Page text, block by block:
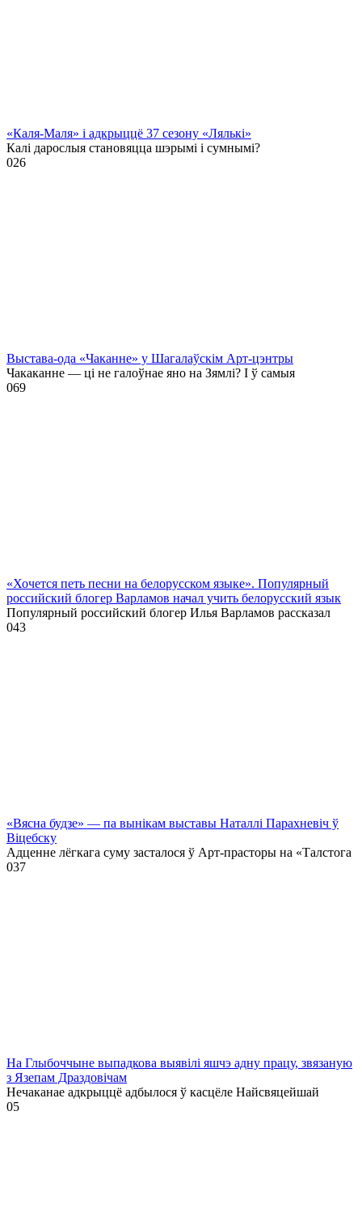
«Каля-Маля» і адкрыццё 37 сезону «Лялькі»
Калі дарослыя становяцца шэрымі і сумнымі?
026
Выстава-ода «Чаканне» у Шагалаўскім Арт-цэнтры
Чакаканне — ці не галоўнае яно на Зямлі? І ў самыя
069
«Хочется петь песни на белорусском языке». Популярный
российский блогер Варламов начал учить белорусский язык
Популярный российский блогер Илья Варламов рассказал
043
«Вясна будзе» — па вынікам выставы Наталлі Парахневіч ў
Віцебску
Адценне лёгкага суму засталося ў Арт-прасторы на «Талстога
037
На Глыбоччыне выпадкова выявілі яшчэ адну працу, звязаную
з Язепам Драздовічам
Нечаканае адкрыццё адбылося ў касцёле Найсвяцейшай
05